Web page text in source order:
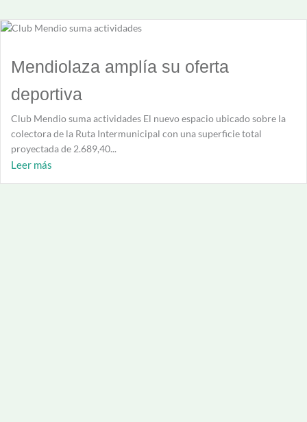
Mendiolaza amplía su oferta
deportiva
Club Mendio suma actividades El nuevo espacio ubicado sobre la
colectora de la Ruta Intermunicipal con una superficie total
proyectada de 2.689,40...
Leer más